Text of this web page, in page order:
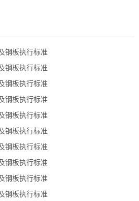
钢板执行标准
钢板执行标准
钢板执行标准
钢板执行标准
钢板执行标准
钢板执行标准
钢板执行标准
钢板执行标准
钢板执行标准
钢板执行标准